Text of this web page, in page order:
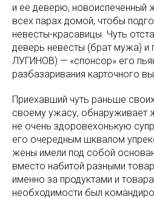
и ее деверю, новоиспеченный
всех парах домой, чтобы
невесты-красавицы. Чуть
деверь невесты (брат мужа) и
ЛУГИНОВ) — «спонсор» его
разбазаривания карточного
Приехавший чуть раньше
своему ужасу, обнаруживает
не очень здоровехонькую
его очередным шквалом
жены имели под собой
вместо набитой разными
именно за продуктами и
необходимости был